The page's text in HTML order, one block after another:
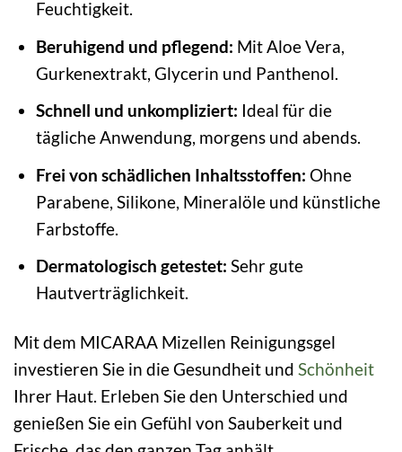
Feuchtigkeit.
Beruhigend und pflegend: Mit Aloe Vera,
Gurkenextrakt, Glycerin und Panthenol.
Schnell und unkompliziert: Ideal für die
tägliche Anwendung, morgens und abends.
Frei von schädlichen Inhaltsstoffen: Ohne
Parabene, Silikone, Mineralöle und künstliche
Farbstoffe.
Dermatologisch getestet: Sehr gute
Hautverträglichkeit.
Mit dem MICARAA Mizellen Reinigungsgel
investieren Sie in die Gesundheit und Schönheit
Ihrer Haut. Erleben Sie den Unterschied und
genießen Sie ein Gefühl von Sauberkeit und